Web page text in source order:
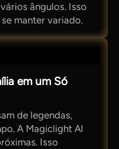
ângulos. Isso
manter variado.
em um Só
de legendas,
A Magiclight Al
Isso